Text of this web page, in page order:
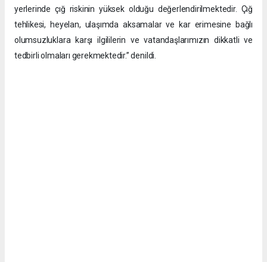
yerlerinde çığ riskinin yüksek olduğu değerlendirilmektedir. Çığ
tehlikesi, heyelan, ulaşımda aksamalar ve kar erimesine bağlı
olumsuzluklara karşı ilgililerin ve vatandaşlarımızın dikkatli ve
tedbirli olmaları gerekmektedir.” denildi.